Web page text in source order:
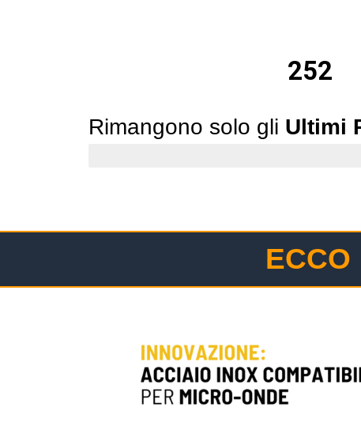
252
Rimangono solo gli Ultimi